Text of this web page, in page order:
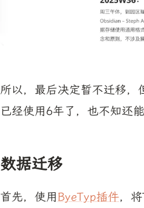
所以，最后决定暂不迁移
已经使用6年了，也不知还能
数据迁移
首先，使用ByeTyp插件，